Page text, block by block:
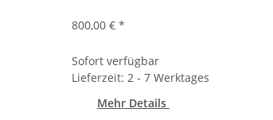
800,00 €*
Sofort verfügbar
Lieferzeit: 2 - 7 Werktages
Mehr Details